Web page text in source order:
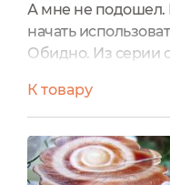
А мне не подошел.
начать
Обидно. Из серии
от компании
Очень клевый
лице! В нем так
дышит!
К товару